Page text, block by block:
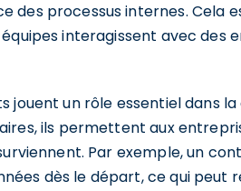
des processus internes. Cela
interagissent avec des
jouent un rôle essentiel dans la
ils permettent aux
Par exemple, un
dès le départ, ce qui